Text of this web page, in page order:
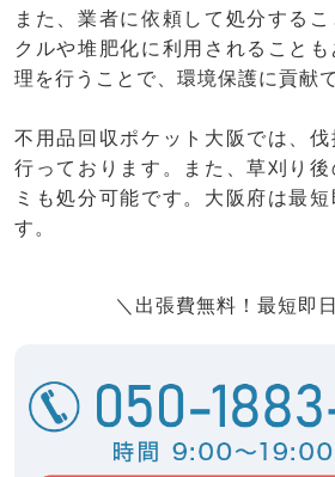
また、業者に依頼して処分する
クルや堆肥化に利用されること
理を行うことで、環境保護に貢献
不用品回収ポケット大阪では、
行っております。また、草刈り
ミも処分可能です。大阪府は最
す。
＼出張費無料！最短即